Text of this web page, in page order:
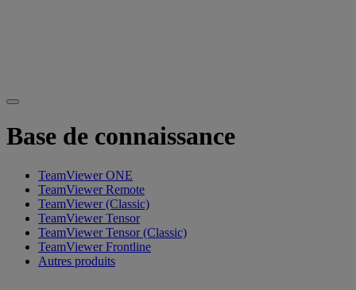
Base de connaissance
TeamViewer ONE
TeamViewer Remote
TeamViewer (Classic)
TeamViewer Tensor
TeamViewer Tensor (Classic)
TeamViewer Frontline
Autres produits